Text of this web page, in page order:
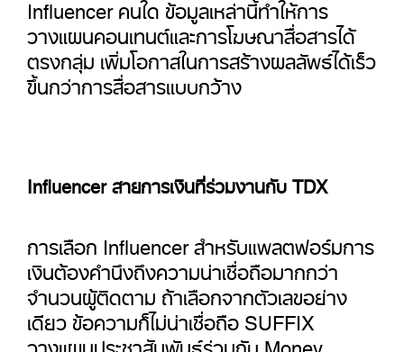
วางแผนคอนเทนต์และการโฆษณาสื่อสารได้
ตรงกลุ่ม เพิ่มโอกาสในการสร้างผลลัพธ์ได้เร็ว
ขึ้นกว่าการสื่อสารแบบกว้าง
Influencer สายการเงินที่ร่วมงานกับ TDX
การเลือก Influencer สำหรับแพลตฟอร์มการ
เงินต้องคำนึงถึงความน่าเชื่อถือมากกว่า
จำนวนผู้ติดตาม ถ้าเลือกจากตัวเลขอย่าง
เดียว ข้อความก็ไม่น่าเชื่อถือ SUFFIX
วางแผนประชาสัมพันธ์ร่วมกับ Money